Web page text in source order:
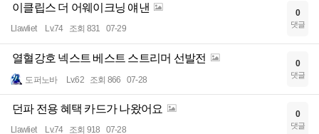
이클립스 더 어웨이크닝 얘낸
Llawliet Lv.74 조회 831 07-29
0
댓글
열혈강호 넥스트 베스트 스트리머 선발전
도퍼노바 Lv.62 조회 866 07-28
0
댓글
던파 전용 혜택 카드가 나왔어요
Llawliet Lv.74 조회 918 07-28
0
댓글